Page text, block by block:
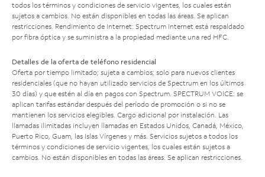
todos los términos y condiciones de servicio vigentes, los cuales están
sujetos a cambios. No están disponibles en todas las áreas. Se aplican
restricciones. Rendimiento de Internet: Spectrum Internet está respaldado
por fibra óptica y se suministra a la propiedad mediante una red HFC.
Detalles de la oferta de teléfono residencial
Oferta por tiempo limitado; sujeta a cambios; solo para nuevos clientes
residenciales (que no hayan utilizado servicios de Spectrum en los últimos
30 días) y que estén al día en pagos con Spectrum. SPECTRUM VOICE: se
aplican tarifas estándar después del período de promoción o si no se
mantienen los servicios elegibles. Cargo adicional por instalación. Las
llamadas ilimitadas incluyen llamadas en Estados Unidos, Canadá, México,
Puerto Rico, Guam, las Islas Vírgenes y más. Servicios sujetos a todos los
términos y condiciones de servicio vigentes, los cuales están sujetos a
cambios. No están disponibles en todas las áreas. Se aplican restricciones.